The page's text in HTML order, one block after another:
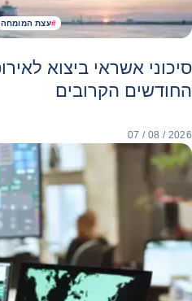
#עצת המומחה
החודשים הקרובים
07 / 08 / 2026